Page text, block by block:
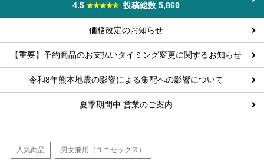
4.5
投稿総数 5,869
価格改定のお知らせ
【重要】予約商品のお支払いタイミング変更に関するお知らせ
令和8年熊本地震の影響による集配への影響について
夏季期間中 営業のご案内
人気商品 男女兼用（ユニセックス）